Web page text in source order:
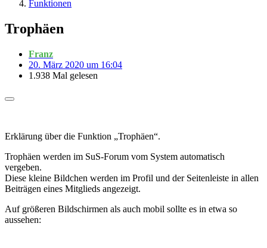
Funktionen
Trophäen
Franz
20. März 2020 um 16:04
1.938 Mal gelesen
Erklärung über die Funktion „Trophäen“.
Trophäen werden im SuS-Forum vom System automatisch
vergeben.
Diese kleine Bildchen werden im Profil und der Seitenleiste in allen
Beiträgen eines Mitglieds angezeigt.
Auf größeren Bildschirmen als auch mobil sollte es in etwa so
aussehen: